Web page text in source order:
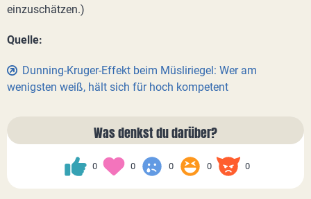
einzuschätzen.)
Quelle:
Dunning-Kruger-Effekt beim Müsliriegel: Wer am
wenigsten weiß, hält sich für hoch kompetent
Was denkst du darüber?
0 0 0 0 0